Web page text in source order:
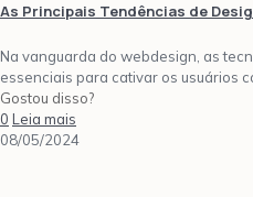
As Principais Tendências de
Na vanguarda do webdesign, as
essenciais para cativar os usuários
Gostou disso?
0 Leia mais
08/05/2024